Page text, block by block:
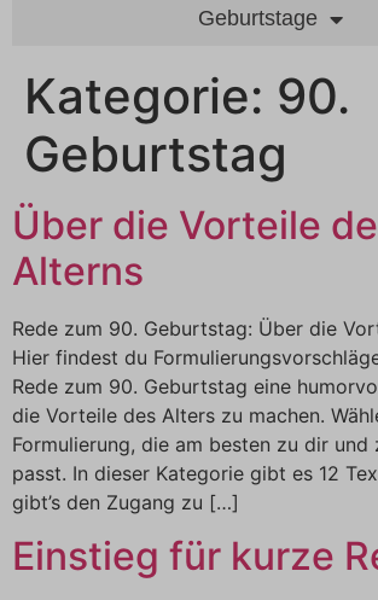
Geburtstage
Kategorie: 90.
Geburtstag
Über die Vorteile
Alterns
Rede zum 90. Geburtstag: Über die
Hier findest du
Rede zum 90. Geburtstag eine
die Vorteile des Alters zu machen.
Formulierung, die am besten zu dir und
passt. In dieser Kategorie gibt es 12
gibt’s den Zugang zu […]
Einstieg für kurze